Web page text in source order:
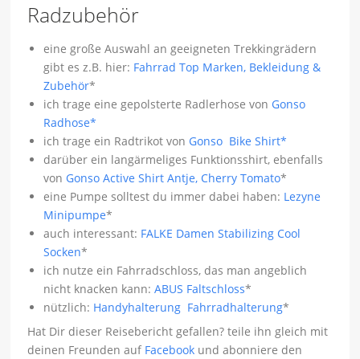
Radzubehör
eine große Auswahl an geeigneten Trekkingrädern
gibt es z.B. hier: Fahrrad Top Marken, Bekleidung &
Zubehör*
ich trage eine gepolsterte Radlerhose von Gonso
Radhose*
ich trage ein Radtrikot von Gonso Bike Shirt*
darüber ein langärmeliges Funktionsshirt, ebenfalls
von Gonso Active Shirt Antje, Cherry Tomato*
eine Pumpe solltest du immer dabei haben: Lezyne
Minipumpe*
auch interessant: FALKE Damen Stabilizing Cool
Socken*
ich nutze ein Fahrradschloss, das man angeblich
nicht knacken kann:ABUS Faltschloss*
nützlich: Handyhalterung Fahrradhalterung*
Hat Dir dieser Reisebericht gefallen? teile ihn gleich mit
deinen Freunden auf Facebook und abonniere den